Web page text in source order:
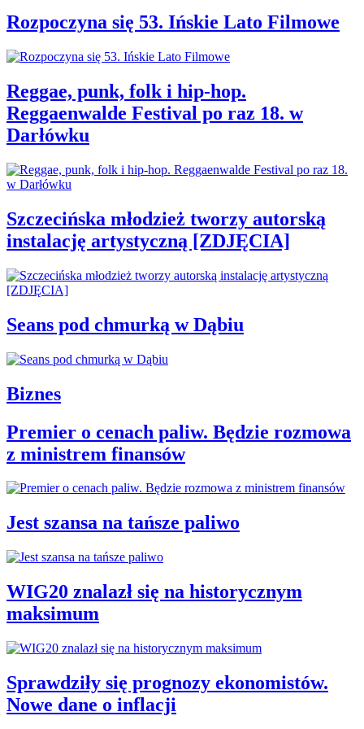
Rozpoczyna się 53. Ińskie Lato Filmowe
Reggae, punk, folk i hip-hop.
Reggaenwalde Festival po raz 18. w
Darłówku
Szczecińska młodzież tworzy autorską
instalację artystyczną [ZDJĘCIA]
Seans pod chmurką w Dąbiu
Biznes
Premier o cenach paliw. Będzie rozmowa
z ministrem finansów
Jest szansa na tańsze paliwo
WIG20 znalazł się na historycznym
maksimum
Sprawdziły się prognozy ekonomistów.
Nowe dane o inflacji